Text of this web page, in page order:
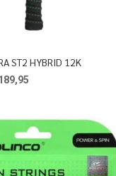
ST2 HYBRID 12K
299,95.€ 189,95.